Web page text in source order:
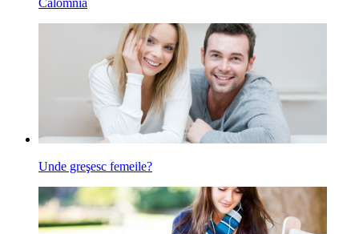
Calomnia
Unde greşesc femeile?